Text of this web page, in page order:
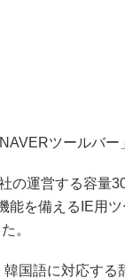
NAVERツールバ
運営する容量
能を備えるIE用
。
国語に対応する